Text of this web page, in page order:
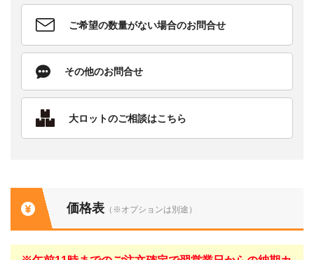
ご希望の数量がない場合のお問合せ
その他のお問合せ
大ロットのご相談はこちら
価格表 （※オプションは別途）